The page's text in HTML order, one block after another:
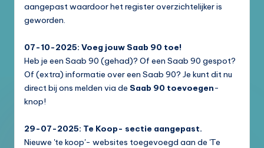
aangepast waardoor het register overzichtelijker is
geworden.
07-10-2025: Voeg jouw Saab 90 toe!
Heb je een Saab 90 (gehad)? Of een Saab 90 gespot?
Of (extra) informatie over een Saab 90? Je kunt dit nu
direct bij ons melden via de Saab 90 toevoegen-
knop!
29-07-2025: Te Koop- sectie aangepast.
Nieuwe 'te koop'- websites toegevoegd aan de 'Te